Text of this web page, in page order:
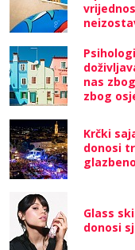
nas
zbog
Krčki
donosi
Glass
donosi